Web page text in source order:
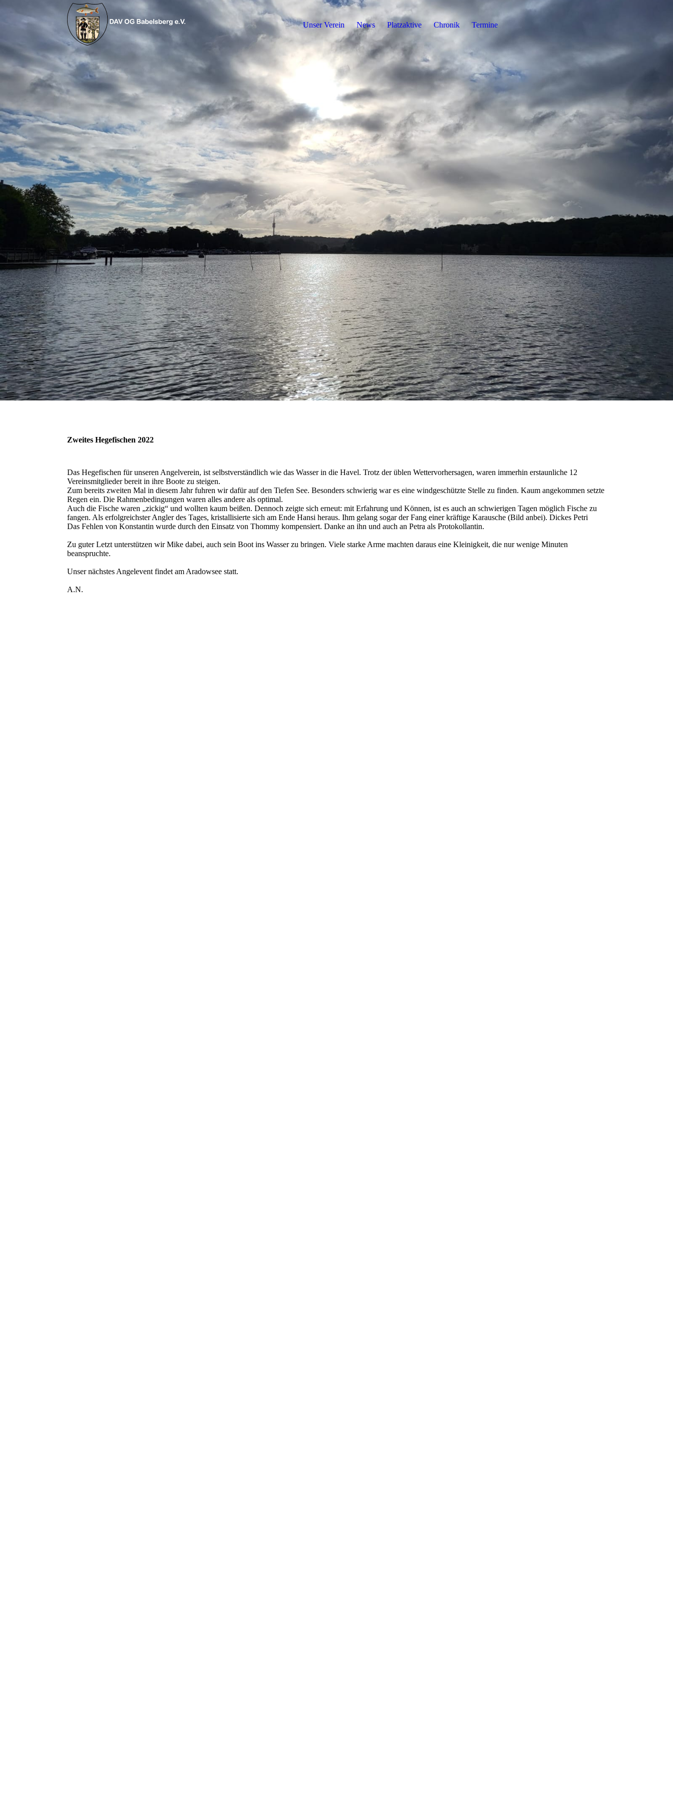
Unser Verein News Platzaktive Chronik Termine
Zweites Hegefischen 2022
Das Hegefischen für unseren Angelverein, ist selbstverständlich wie das Wasser in die Havel. Trotz der üblen Wettervorhersagen, waren immerhin erstaunliche 12
Vereinsmitglieder bereit in ihre Boote zu steigen.
Zum bereits zweiten Mal in diesem Jahr fuhren wir dafür auf den Tiefen See. Besonders schwierig war es eine windgeschützte Stelle zu finden. Kaum angekommen setzte
Regen ein. Die Rahmenbedingungen waren alles andere als optimal.
Auch die Fische waren „zickig“ und wollten kaum beißen. Dennoch zeigte sich erneut: mit Erfahrung und Können, ist es auch an schwierigen Tagen möglich Fische zu
fangen. Als erfolgreichster Angler des Tages, kristallisierte sich am Ende Hansi heraus. Ihm gelang sogar der Fang einer kräftige Karausche (Bild anbei). Dickes Petri
Das Fehlen von Konstantin wurde durch den Einsatz von Thommy kompensiert. Danke an ihn und auch an Petra als Protokollantin.
Zu guter Letzt unterstützen wir Mike dabei, auch sein Boot ins Wasser zu bringen. Viele starke Arme machten daraus eine Kleinigkeit, die nur wenige Minuten
beanspruchte.
Unser nächstes Angelevent findet am Aradowsee statt.
A.N.